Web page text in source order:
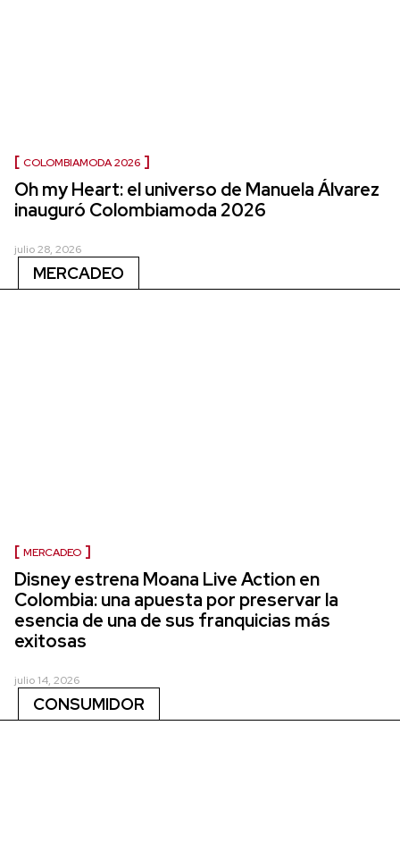
COLOMBIAMODA 2026
Oh my Heart: el universo de Manuela Álvarez
inauguró Colombiamoda 2026
julio 28, 2026
MERCADEO
MERCADEO
Disney estrena Moana Live Action en
Colombia: una apuesta por preservar la
esencia de una de sus franquicias más
exitosas
julio 14, 2026
CONSUMIDOR